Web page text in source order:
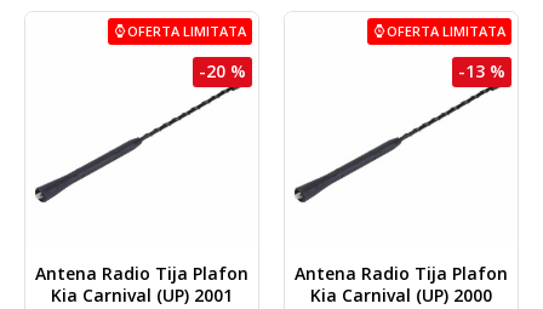
OFERTA LIMITATA
-20 %
Antena Radio Tija Plafon
Kia Carnival (UP) 2001
OFERTA LIMITATA
-13 %
Antena Radio Tija Plafon
Kia Carnival (UP) 2000